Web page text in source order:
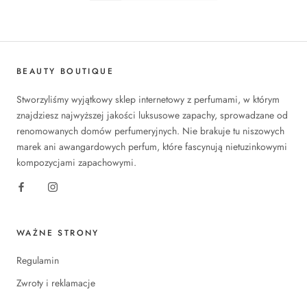
BEAUTY BOUTIQUE
Stworzyliśmy wyjątkowy sklep internetowy z perfumami, w którym
znajdziesz najwyższej jakości luksusowe zapachy, sprowadzane od
renomowanych domów perfumeryjnych. Nie brakuje tu niszowych
marek ani awangardowych perfum, które fascynują nietuzinkowymi
kompozycjami zapachowymi.
WAŻNE STRONY
Regulamin
Zwroty i reklamacje